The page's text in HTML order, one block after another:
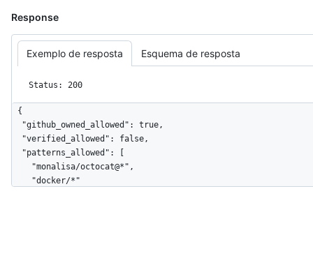
Response
Exemplo de resposta Esquema de resposta
Status: 200
{